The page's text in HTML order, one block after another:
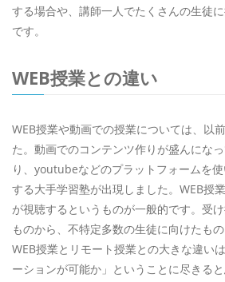
する場合や、講師一人でたくさんの生徒
です。
WEB授業との違い
WEB授業や動画での授業については、以
た。動画でのコンテンツ作りが盛んにな
り、youtubeなどのプラットフォームを
する大手学習塾が出現しました。WEB授
が視聴するというものが一般的です。受
ものから、不特定多数の生徒に向けたもの
WEB授業とリモート授業との大きな違い
ーションが可能か」ということに尽きる